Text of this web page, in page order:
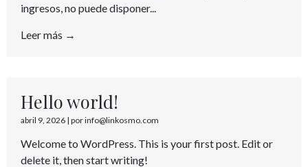
ingresos, no puede disponer...
Leer más →
Hello world!
abril 9, 2026 | por info@linkosmo.com
Welcome to WordPress. This is your first post. Edit or
delete it, then start writing!